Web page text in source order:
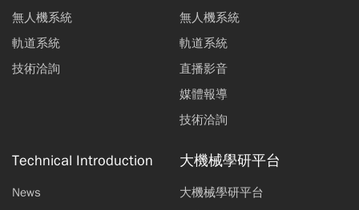
無人機系統
軌道系統
技術洽詢
無人機系統
軌道系統
直播影音
媒體報導
技術洽詢
Technical Introduction
News
大機械學研平台
大機械學研平台